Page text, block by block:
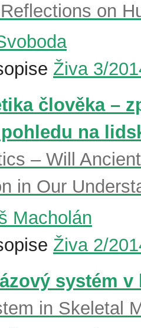
on
Živa 3/
člověka –
na
– Will
in Our
Macholán
Živa 2/
systém
in Skeletal